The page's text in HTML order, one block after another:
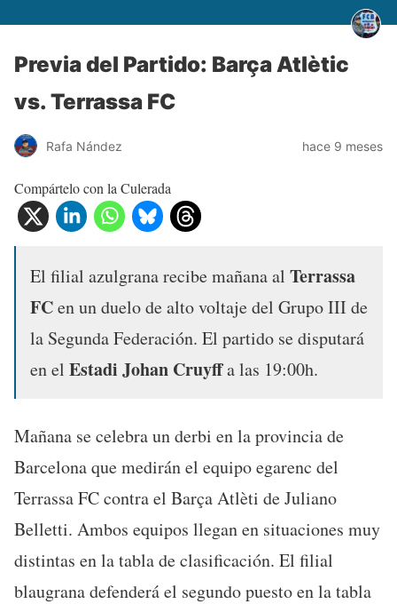
Previa del Partido: Barça Atlètic
vs. Terrassa FC
Rafa Nández hace 9 meses
Compártelo con la Culerada
El filial azulgrana recibe mañana al Terrassa
FCen un duelo de alto voltaje del Grupo III de
la Segunda Federación. El partido se disputará
en el Estadi Johan Cruyffa las 19:00h.
Mañana se celebra un derbi en la provincia de
Barcelona que medirán el equipo egarenc del
Terrassa FC contra el Barça Atlèti de Juliano
Belletti. Ambos equipos llegan en situaciones muy
distintas en la tabla de clasificación. El filial
blaugrana defenderá el segundo puesto en la tabla